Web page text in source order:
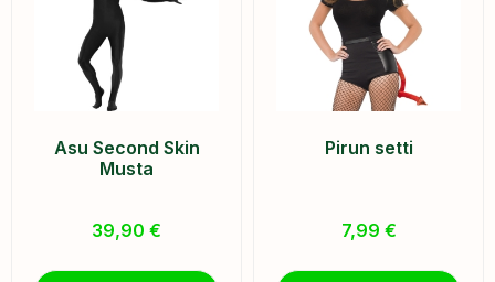
Asu Second Skin
Musta
39,90 €
Pirun setti
7,99 €